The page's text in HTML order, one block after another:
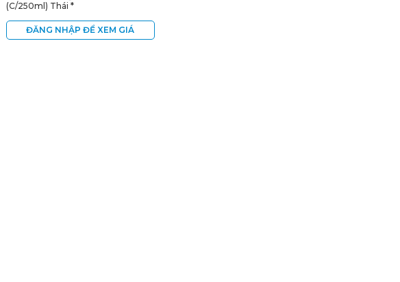
(C/250ml) Thái *
ĐĂNG NHẬP ĐỂ XEM GIÁ